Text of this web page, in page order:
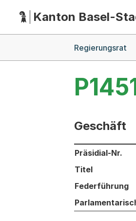
HauptnavigationKanton Basel-
Regierungsrat
Geschäft
Informationen
Präsidial-Nr.
Titel
Federführung